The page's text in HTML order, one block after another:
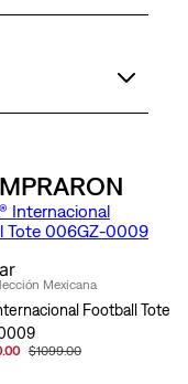
Mexicana
Football Tote
$1099.00